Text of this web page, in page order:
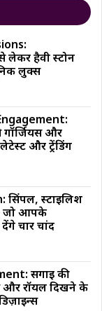
लेकर हैवी स्टोन
लुक्स
और
और ट्रेंडिंग
स्टाइलिश
जो आपके
चार चांद
सगाई की
और रॉयल दिखने के